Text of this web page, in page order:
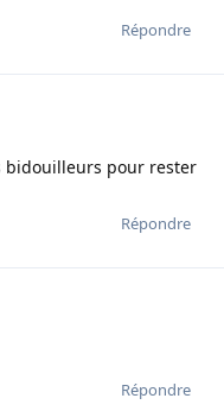
Répondre
bidouilleurs pour rester
Répondre
Répondre